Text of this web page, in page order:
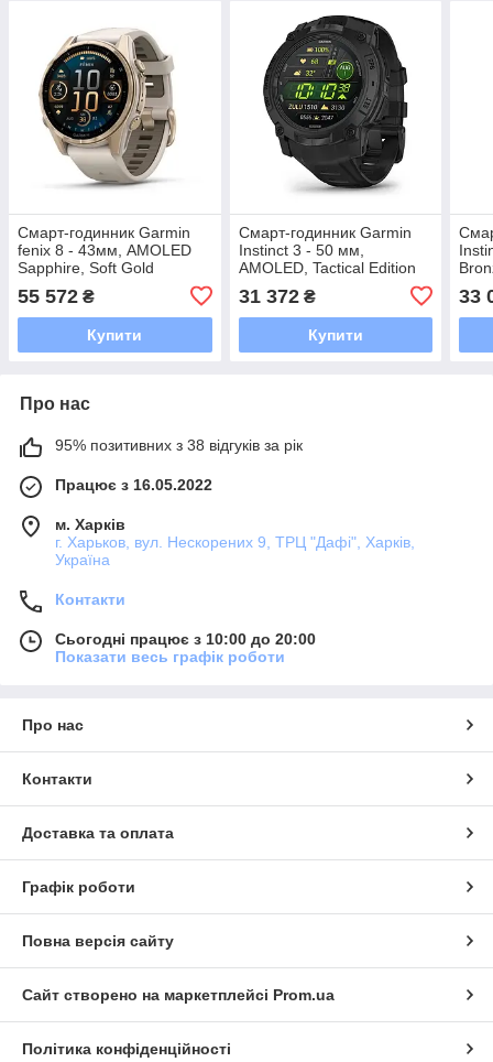
Смарт-годинник Garmin
fenix 8 - 43мм, AMOLED
Sapphire, Soft Gold
55 572 ₴
Купити
Смарт-годинник Garmin
Instinct 3 - 50 мм,
AMOLED, Tactical Edition
31 372₴
Купити
33
Про нас
95% позитивних з 38 відгуків за рік
Працює з 16.05.2022
м. Харків
г. Харьков, вул. Нескорених 9, ТРЦ "Дафі", Харків,
Україна
Контакти
Сьогодні працює з 10:00 до 20:00
Показати весь графік роботи
Про нас
Контакти
Доставка та оплата
Графік роботи
Повна версія сайту
Сайт створено на маркетплейсі Prom.ua
Політика конфіденційності